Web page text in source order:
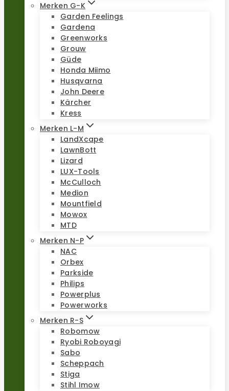
Merken G-K
Garden Feelings
Gardena
Greenworks
Grouw
Güde
Honda Miimo
Husqvarna
John Deere
Kärcher
Kress
Merken L-M
LandXcape
LawnBott
Lizard
LUX-Tools
McCulloch
Medion
Mountfield
Mowox
MTD
Merken N-P
NAC
Orbex
Parkside
Philips
Powerplus
Powerworks
Merken R-S
Robomow
Ryobi Roboyagi
Sabo
Scheppach
Stiga
Stihl Imow